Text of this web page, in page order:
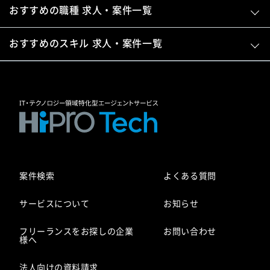
おすすめの職種 求人・案件一覧
おすすめのスキル 求人・案件一覧
案件検索
サービスについて
フリーランスをお探しの企業
様へ
法人向けの資料請求
よくある質問
お知らせ
お問い合わせ